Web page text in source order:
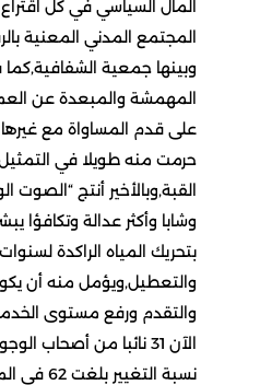
المال السياسي في كل اقتراع
المجتمع المدني المعنية بالرقابة
وبينها جمعية الشفافية,كما فتح
المهمشة والمبعدة عن العمل
على قدم المساواة مع غيرها
حرمت منه طويلا في التمثيل
القبة,وبالأخير أنتج “الصوت
وشابا وأكثر عدالة وتكافؤا يبشر
بتحريك المياه الراكدة لسنوات بفعل
والتعطيل,ويؤمل منه أن يكون
والتقدم ورفع مستوى
الآن 31 نائبا من أصحاب الوجوه
نسبة التغيير بلغت 62 في المئة.